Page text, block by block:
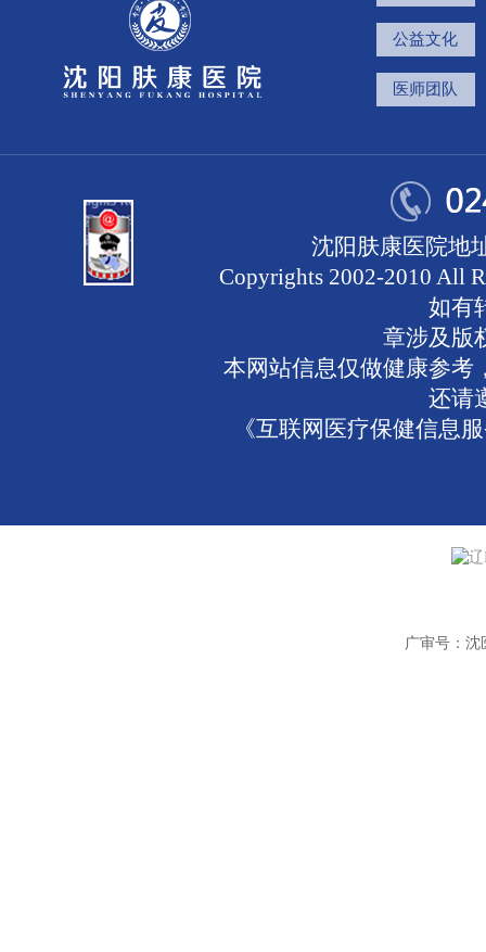
公益文化
医师团队
沈阳肤康医院地
Copyrights 2002-2010 All
如有
章涉及版
本网站信息仅做健康参考
还请
《互联网医疗保健信息
辽
广审号：沈